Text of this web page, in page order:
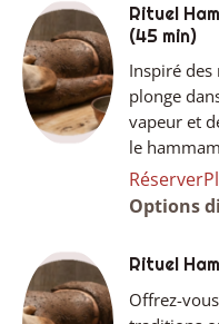
Rituel
(45 min)
Inspiré
plonge
vapeur et
le
Réserver
Options
Rituel
Offrez-